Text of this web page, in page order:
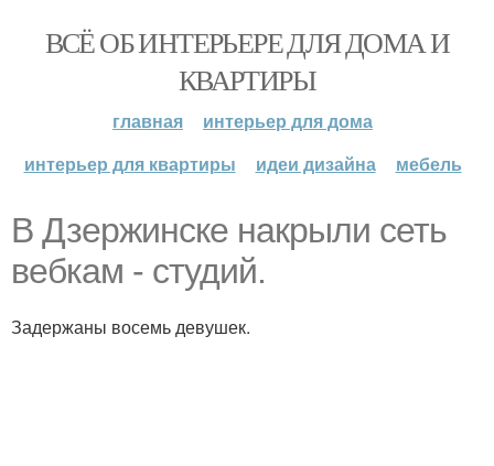
ВСЁ ОБ ИНТЕРЬЕРЕ ДЛЯ ДОМА И
КВАРТИРЫ
главная
интерьер для дома
интерьер для квартиры
идеи дизайна мебель
В Дзержинске накрыли сеть
вебкам - студий.
Задержаны восемь девушек.